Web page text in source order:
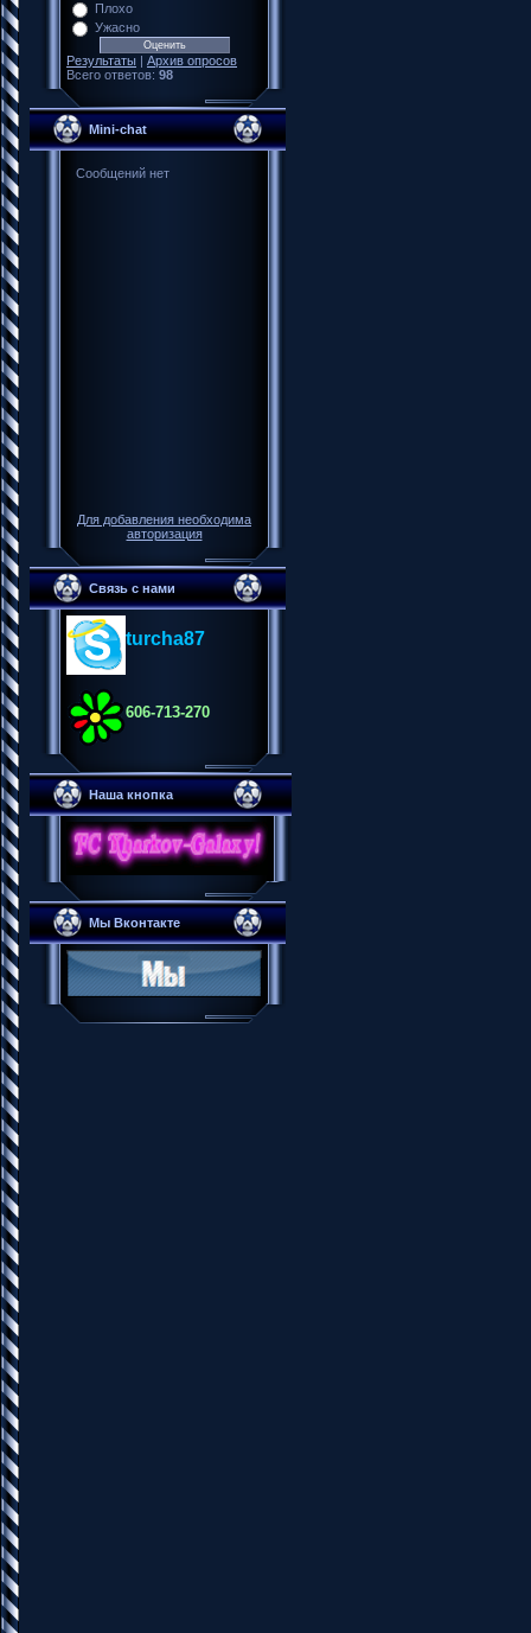
Плохо
Ужасно
Результаты | Архив опросов
Всего ответов: 98
Mini-chat
Для добавления необходима
авторизация
Связь с нами
turcha87
606-713-270
Наша кнопка
Мы Вконтакте